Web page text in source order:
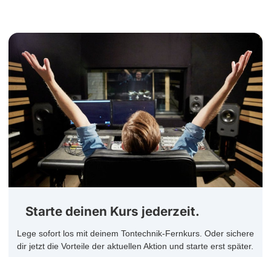
Starte deinen Kurs jederzeit.
Lege sofort los mit deinem Tontechnik-Fernkurs. Oder sichere
dir jetzt die Vorteile der aktuellen Aktion und starte erst später.